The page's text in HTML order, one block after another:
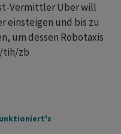
Vermittler Uber will
einsteigen und bis zu
um dessen Robotaxis
tih/zb